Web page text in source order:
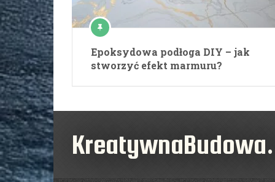
Epoksydowa podłoga DIY – jak
stworzyć efekt marmuru?